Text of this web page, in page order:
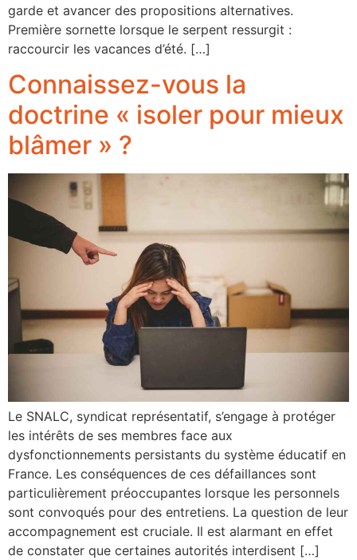
garde et avancer des propositions alternatives.
Première sornette lorsque le serpent ressurgit :
raccourcir les vacances d’été. […]
Connaissez-vous la
doctrine « isoler pour mieux
blâmer » ?
Le SNALC, syndicat représentatif, s’engage à protéger
les intérêts de ses membres face aux
dysfonctionnements persistants du système éducatif en
France. Les conséquences de ces défaillances sont
particulièrement préoccupantes lorsque les personnels
sont convoqués pour des entretiens. La question de leur
accompagnement est cruciale. Il est alarmant en effet
de constater que certaines autorités interdisent […]